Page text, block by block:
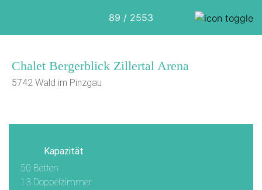
89 / 2553
Chalet Bergerblick Zillertal Arena
5742 Wald im Pinzgau
1/18
Kapazität
50 Betten
13 Doppelzimmer